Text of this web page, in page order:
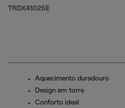
TRDX41025E
Aquecimento duradouro
Design em torre
Conforto ideal